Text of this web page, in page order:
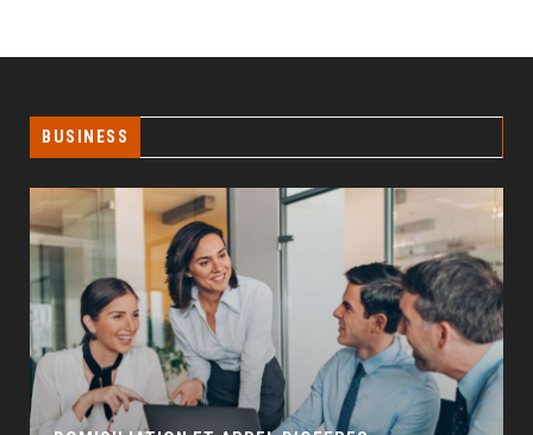
BUSINESS
GÉO SEO : UN LEVIER INCONTOURNABLE POUR
LA VISIBILITÉ LOCALE
BUSINESS